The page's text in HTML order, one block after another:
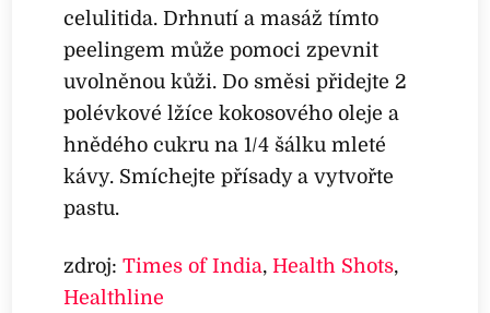
celulitida. Drhnutí a masáž tímto
peelingem může pomoci zpevnit
uvolněnou kůži. Do směsi přidejte 2
polévkové lžíce kokosového oleje a
hnědého cukru na 1/4 šálku mleté
kávy. Smíchejte přísady a vytvořte
pastu.
zdroj:Times of India,Health Shots,
Healthline